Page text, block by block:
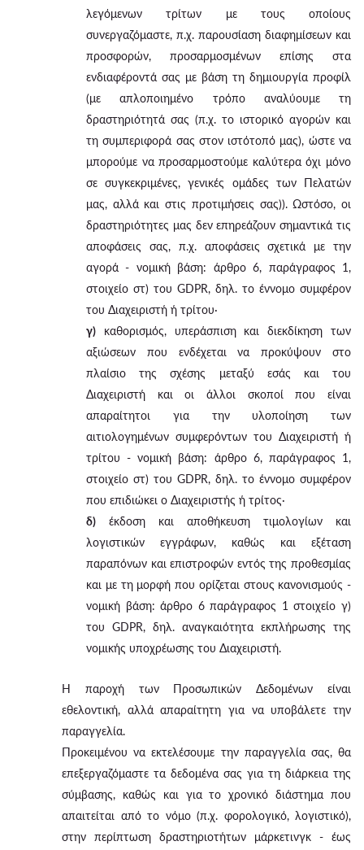
λεγόμενων τρίτων με τους οποίους
συνεργαζόμαστε, π.χ. παρουσίαση διαφημίσεων και
προσφορών, προσαρμοσμένων επίσης στα
ενδιαφέροντά σας με βάση τη δημιουργία προφίλ
(με απλοποιημένο τρόπο αναλύουμε τη
δραστηριότητά σας (π.χ. το ιστορικό αγορών και
τη συμπεριφορά σας στον ιστότοπό μας), ώστε να
μπορούμε να προσαρμοστούμε καλύτερα όχι μόνο
σε συγκεκριμένες, γενικές ομάδες των Πελατών
μας, αλλά και στις προτιμήσεις σας)). Ωστόσο, οι
δραστηριότητες μας δεν επηρεάζουν σημαντικά τις
αποφάσεις σας, π.χ. αποφάσεις σχετικά με την
αγορά - νομική βάση: άρθρο 6, παράγραφος 1,
στοιχείο στ) του GDPR, δηλ. το έννομο συμφέρον
του Διαχειριστή ή τρίτου·
γ) καθορισμός, υπεράσπιση και διεκδίκηση των
αξιώσεων που ενδέχεται να προκύψουν στο
πλαίσιο της σχέσης μεταξύ εσάς και του
Διαχειριστή και οι άλλοι σκοποί που είναι
απαραίτητοι για την υλοποίηση των
αιτιολογημένων συμφερόντων του Διαχειριστή ή
τρίτου - νομική βάση: άρθρο 6, παράγραφος 1,
στοιχείο στ) του GDPR, δηλ. το έννομο συμφέρον
που επιδιώκει ο Διαχειριστής ή τρίτος·
δ) έκδοση και αποθήκευση τιμολογίων και
λογιστικών εγγράφων, καθώς και εξέταση
παραπόνων και επιστροφών εντός της προθεσμίας
και με τη μορφή που ορίζεται στους κανονισμούς -
νομική βάση: άρθρο 6 παράγραφος 1 στοιχείο γ)
του GDPR, δηλ. αναγκαιότητα εκπλήρωσης της
νομικής υποχρέωσης του Διαχειριστή.
Η παροχή των Προσωπικών Δεδομένων είναι
εθελοντική, αλλά απαραίτητη για να υποβάλετε την
παραγγελία.
Προκειμένου να εκτελέσουμε την παραγγελία σας, θα
επεξεργαζόμαστε τα δεδομένα σας για τη διάρκεια της
σύμβασης, καθώς και για το χρονικό διάστημα που
απαιτείται από το νόμο (π.χ. φορολογικό, λογιστικό),
στην περίπτωση δραστηριοτήτων μάρκετινγκ - έως